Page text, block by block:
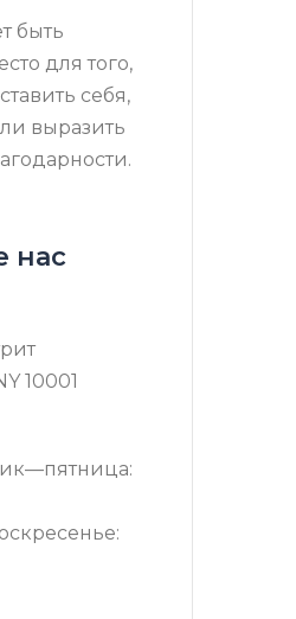
быть
для того,
себя,
выразить
нас
10001